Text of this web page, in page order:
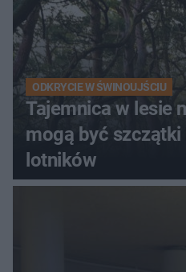
ODKRYCIE W ŚWINOUJŚCIU
Tajemnica w lesie
mogą być
lotników